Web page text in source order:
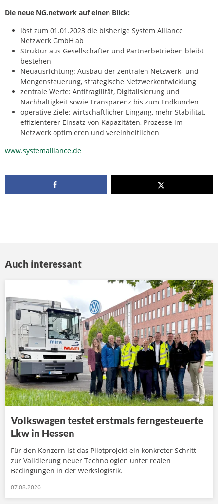
Die neue NG.network auf einen Blick:
löst zum 01.01.2023 die bisherige System Alliance
Netzwerk GmbH ab
Struktur aus Gesellschafter und Partnerbetrieben bleibt
bestehen
Neuausrichtung: Ausbau der zentralen Netzwerk- und
Mengensteuerung, strategische Netzwerkentwicklung
zentrale Werte: Antifragilität, Digitalisierung und
Nachhaltigkeit sowie Transparenz bis zum Endkunden
operative Ziele: wirtschaftlicher Eingang, mehr Stabilität,
effizienterer Einsatz von Kapazitäten, Prozesse im
Netzwerk optimieren und vereinheitlichen
www.systemalliance.de
Auch interessant
Volkswagen testet erstmals ferngesteuerte
Lkw in Hessen
Für den Konzern ist das Pilotprojekt ein konkreter Schritt
zur Validierung neuer Technologien unter realen
Bedingungen in der Werkslogistik.
07.08.2026